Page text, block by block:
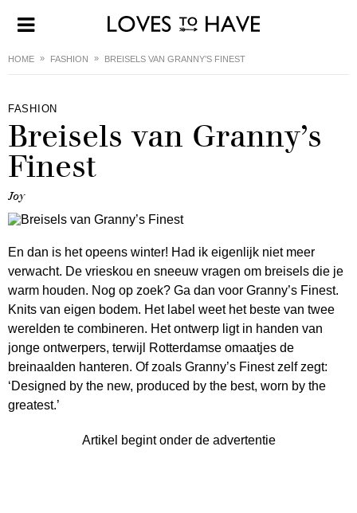
HOME FASHION BREISELS VAN GRANNY’S FINEST
FASHION
Breisels van Granny’s
Finest
Joy
En dan is het opeens winter! Had ik eigenlijk niet meer
verwacht. De vrieskou en sneeuw vragen om breisels die je
warm houden. Nog op zoek? Ga dan voor Granny’s Finest.
Knits van eigen bodem. Het label weet het beste van twee
werelden te combineren. Het ontwerp ligt in handen van
jonge ontwerpers, terwijl Rotterdamse omaatjes de
breinaalden hanteren. Of zoals Granny’s Finest zelf zegt:
‘Designed by the new, produced by the best, worn by the
greatest.’
Artikel begint onder de advertentie